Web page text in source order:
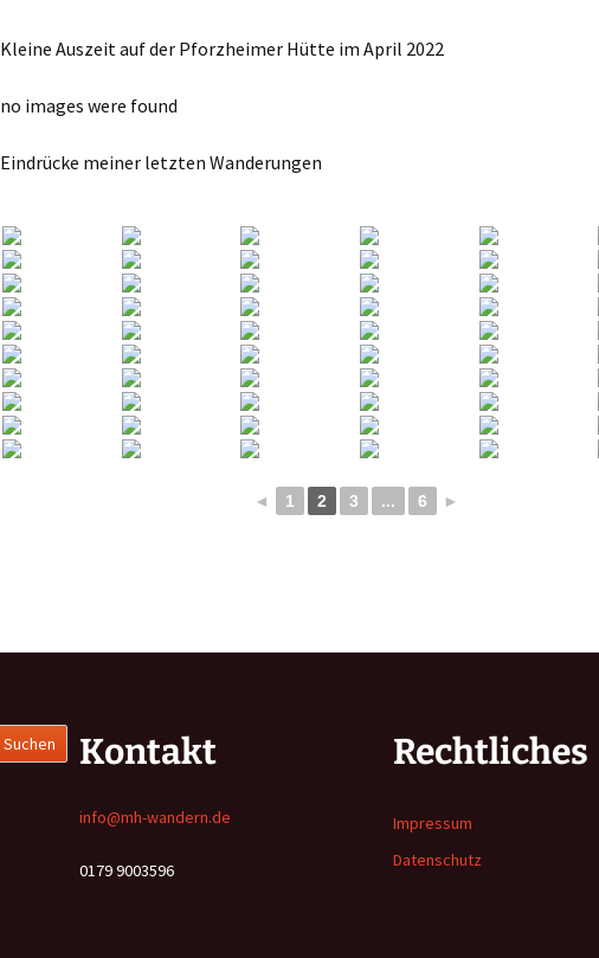
Kleine Auszeit auf der Pforzheimer Hütte im April 2022
no images were found
Eindrücke meiner letzten Wanderungen
◄ 1 2 3 ... 6 ►
Suchen Kontakt
info@mh-wandern.de
0179 9003596
Rechtliches
Impressum
Datenschutz